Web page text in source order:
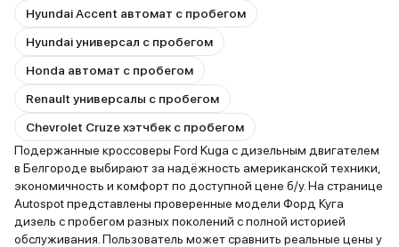
Hyundai Accent автомат с пробегом
Hyundai универсал с пробегом
Honda автомат с пробегом
Renault универсалы с пробегом
Chevrolet Cruze хэтчбек с пробегом
Подержанные кроссоверы Ford Kuga с дизельным двигателем
в Белгороде выбирают за надёжность американской техники,
экономичность и комфорт по доступной цене б/у. На странице
Autospot представлены проверенные модели Форд Куга
дизель с пробегом разных поколений с полной историей
обслуживания. Пользователь может сравнить реальные цены у